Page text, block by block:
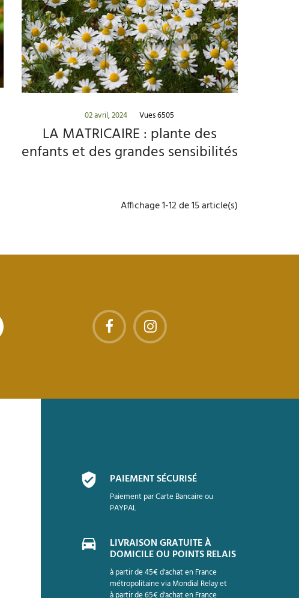
02 avril, 2024 Vues 6505
LA MATRICAIRE : plante des
enfants et des grandes sensibilités
Affichage 1-12 de 15 article(s)
PAIEMENT SÉCURISÉ
Paiement par Carte Bancaire ou
PAYPAL
LIVRAISON GRATUITE À
DOMICILE OU POINTS RELAIS
à partir de 45€ d'achat en France
métropolitaine via Mondial Relay et
à partir de 65€ d'achat en France